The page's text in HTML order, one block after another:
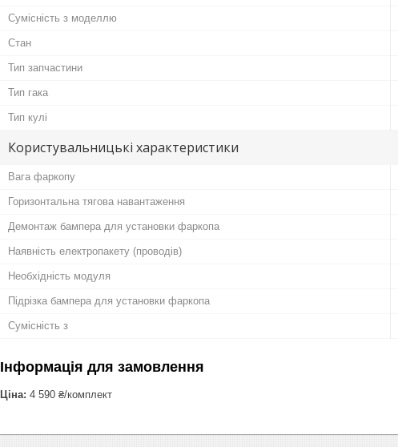
Сумісність з моделлю
Стан
Тип запчастини
Тип гака
Тип кулі
Користувальницькі характеристики
Вага фаркопу
Горизонтальна тягова навантаження
Демонтаж бампера для установки фаркопа
Наявність електропакету (проводів)
Необхідність модуля
Підрізка бампера для установки фаркопа
Сумісність з
Інформація для замовлення
Ціна: 4 590 ₴/комплект